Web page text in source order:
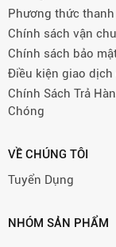
Phương thức
Chính sách vận
Chính sách bảo
Điều kiện giao dịch
Chính Sách Trả
Chóng
VỀ CHÚNG TÔI
Tuyển Dụng
NHÓM SẢN PHẨM